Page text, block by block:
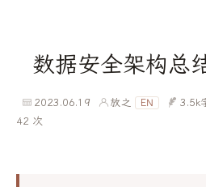
数据安全架构总
2023.06.19 放之 EN 3.5k
42 次